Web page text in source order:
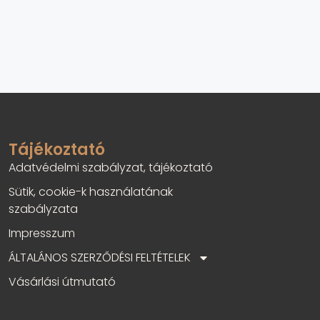
Tájékoztató
Adatvédelmi szabályzat, tájékoztató
Sütik, cookie-k használatának
szabályzata
Impresszum
ÁLTALÁNOS SZERZŐDÉSI FELTÉTELEK
Vásárlási útmutató